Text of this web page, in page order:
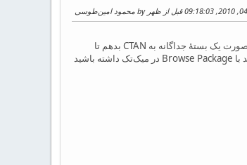
با توجه به اینکه توسعه زی‌پرشین تقریباً تمام شده است در صحبتی که با آقا مهدی و آقا وفا داشتم، قرار شد فایلهای استیل فارسی را به صورت یک بستهٔ جداگانه به CTAN بدهم تا
تغییرات بعدی راحت‌تر باشد. مدتی است که فایلهای bst فارسی به همراه راهنمای استفاده را به CTAN داده‌ام. این فایلها را هم می‌توانید با Browse Package در میک‌تک داشته باشید